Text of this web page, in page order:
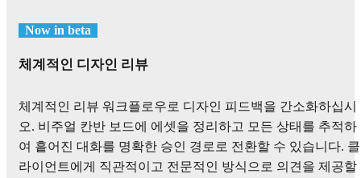
Now in beta
체계적인 디자인 리뷰
체계적인 리뷰 워크플로우로 디자인 피드백을 간소화하십시
오. 비주얼 칸반 보드에 에셋을 정리하고 모든 상태를 추적하
여 흩어진 대화를 명확한 승인 경로로 전환할 수 있습니다. 클
라이언트에게 직관적이고 전문적인 방식으로 의견을 제공할